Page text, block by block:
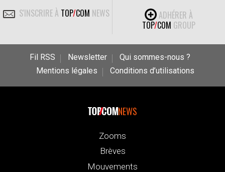
S'INSCRIRE À TOP/COM NEWS
ADHÉRER À
TOP/COM GROUP
Fil RSS Newsletter
Qui sommes-nous ?
Mentions légales
Conditions d’utilisations
NEWS
Zooms
Brèves
Mouvements